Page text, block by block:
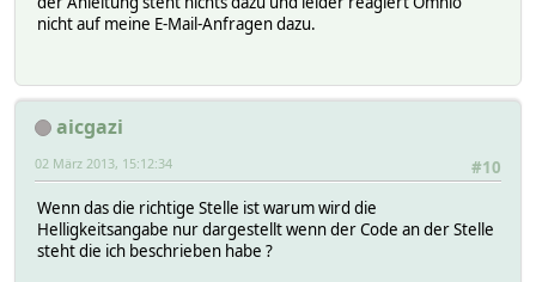
nicht auf meine E-Mail-Anfragen dazu.
aicgazi
#10
02 März 2013, 15:12:34
Wenn das die richtige Stelle ist warum wird die
Helligkeitsangabe nur dargestellt wenn der Code an der Stelle
steht die ich beschrieben habe ?